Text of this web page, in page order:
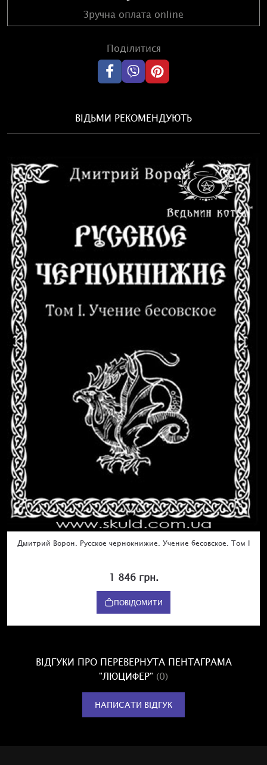
Зручна оплата online
Поділитися
ВІДЬМИ РЕКОМЕНДУЮТЬ
Дмитрий Ворон. Русское чернокнижие. Учение бесовское. Том I
1 846 грн.
ПОВІДОМИТИ
ВІДГУКИ ПРО ПЕРЕВЕРНУТА ПЕНТАГРАМА
"ЛЮЦИФЕР" (0)
НАПИСАТИ ВІДГУК